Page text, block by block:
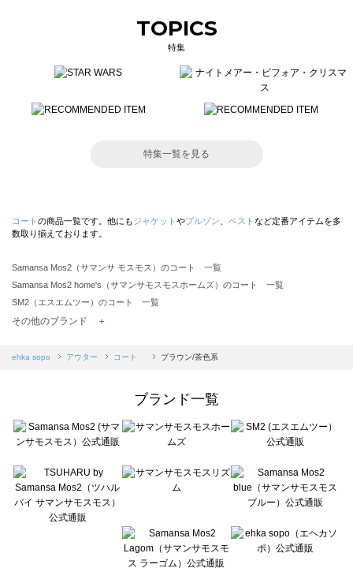
TOPICS
特集
特集一覧を見る
コート の商品一覧です。他にもジャケット やブルゾン ベスト など定番アイテムを多
数取り揃えております。
Samansa Mos2（サマンサ モスモス）のコート 一覧
Samansa Mos2 home's（サマンサモスモスホームズ）のコート 一覧
SM2（エスエムツー）のコート 一覧
TSUHARU by Samansa Mos2（ツハルバイサマンサモスモス）のコート 一覧
Samansa Mos2 blue（サマンサモスモス ブルー）のコート 一覧
sō4ū（ソウフォーユー）のコート 一覧
Te chichi（テチチ）のコート 一覧
Te chichi CLASSIC（テチチ クラシック）のコート 一覧
Lugnoncure（ルノンキュール）のコート 一覧
BETTY'S BLUE（べティーズブルー）のコート 一覧
Wpc.（ワールドパーティー）のコート 一覧
その他のブランド ＋
ehka sopo アウター コート ブラウン/茶色系
ブランド一覧